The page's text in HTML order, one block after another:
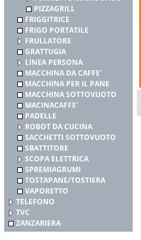
PIZZAGRILL
FRIGGITRICE
FRIGO PORTATILE
FRULLATORE
GRATTUGIA
LINEA PERSONA
MACCHINA DA CAFFE'
MACCHINA PER IL PANE
MACCHINA SOTTOVUOTO
MACINACAFFE'
PADELLE
ROBOT DA CUCINA
SACCHETTI SOTTOVUOTO
SBATTITORE
SCOPA ELETTRICA
SPREMIAGRUMI
TOSTAPANE/TOSTIERA
VAPORETTO
TELEFONO
TVC
ZANZARIERA